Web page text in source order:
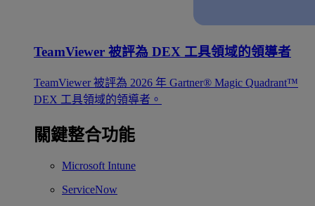
TeamViewer 被評為 DEX 工具領域的領導者
TeamViewer 被評為 2026 年 Gartner® Magic Quadrant™
DEX 工具領域的領導者。
關鍵整合功能
Microsoft Intune
ServiceNow